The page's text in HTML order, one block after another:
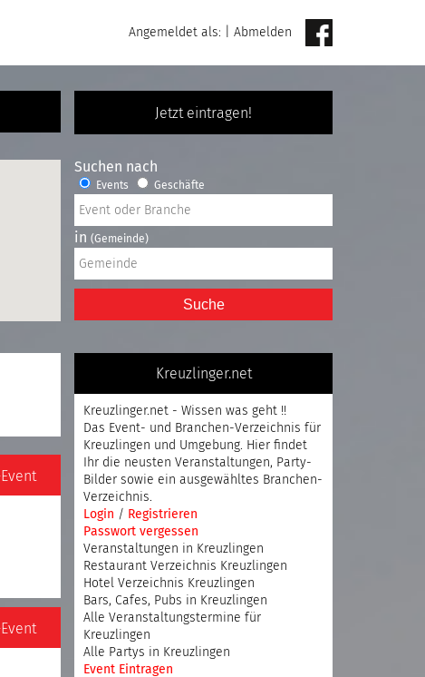
Angemeldet als: Abmelden
Jetzt eintragen!
Event
Event
Suchen nach
Events Geschäfte
in (Gemeinde)
Suche
Kreuzlinger.net
Kreuzlinger.net - Wissen was geht !!
Das Event- und Branchen-Verzeichnis für
Kreuzlingen und Umgebung. Hier findet
Ihr die neusten Veranstaltungen, Party-
Bilder sowie ein ausgewähltes Branchen-
Verzeichnis.
Login / Registrieren
Passwort vergessen
Veranstaltungen in Kreuzlingen
Restaurant Verzeichnis Kreuzlingen
Hotel Verzeichnis Kreuzlingen
Bars, Cafes, Pubs in Kreuzlingen
Alle Veranstaltungstermine für
Kreuzlingen
Alle Partys in Kreuzlingen
Event Eintragen